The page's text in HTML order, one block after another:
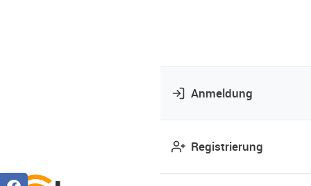
Anmeldung
Registrierung